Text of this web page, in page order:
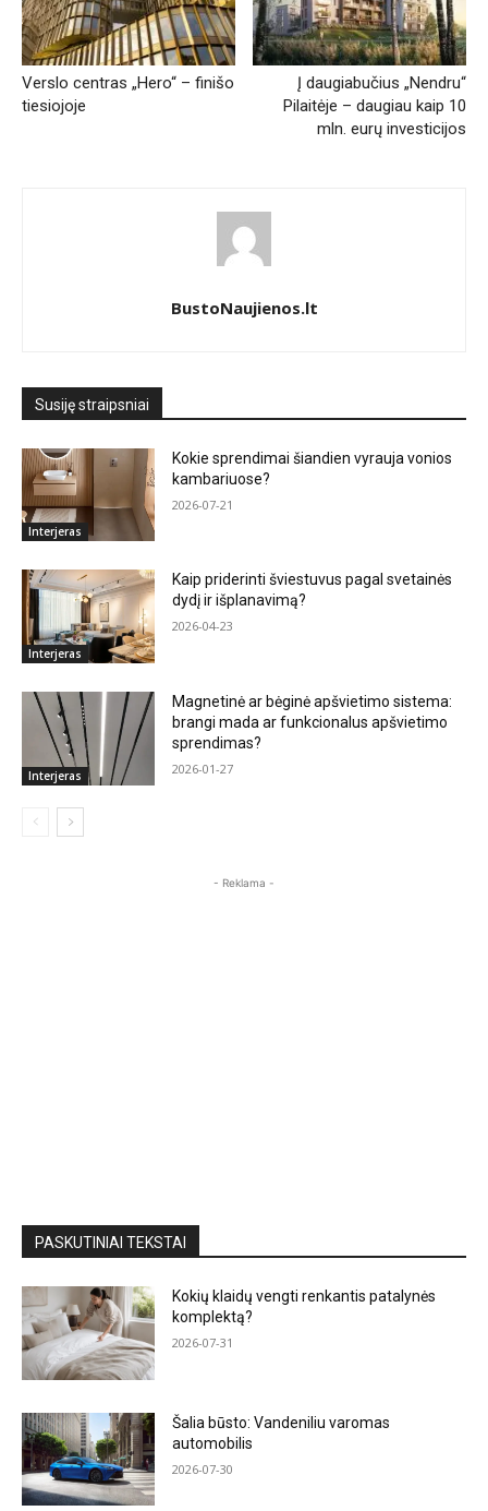
Verslo centras „Hero“ – finišo
tiesiojoje
Į daugiabučius „Nendru“
Pilaitėje – daugiau kaip 10
mln. eurų investicijos
BustoNaujienos.lt
Susiję straipsniai
Interjeras
Kokie sprendimai šiandien vyrauja vonios
kambariuose?
2026-07-21
Interjeras
Kaip priderinti šviestuvus pagal svetainės
dydį ir išplanavimą?
2026-04-23
Interjeras
Magnetinė ar bėginė apšvietimo sistema:
brangi mada ar funkcionalus apšvietimo
sprendimas?
2026-01-27
- Reklama -
PASKUTINIAI TEKSTAI
Kokių klaidų vengti renkantis patalynės
komplektą?
2026-07-31
Šalia būsto: Vandeniliu varomas
automobilis
2026-07-30